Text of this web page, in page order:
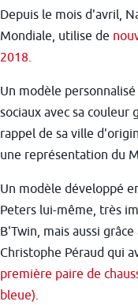
Depuis le mois d'avril,
Mondiale, utilise de
2018.
Un modèle
sociaux avec sa
rappel de sa ville
une représentation du
Un modèle développé
Peters lui-même, très
B'Twin, mais aussi
Christophe Péraud qui
première paire de
bleue).